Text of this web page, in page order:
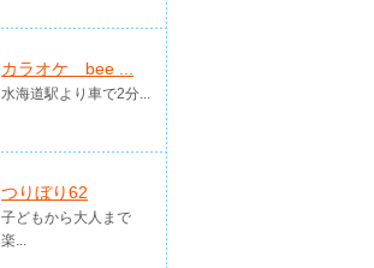
カラオケ bee ...
水海道駅より車で2分...
つりぼり62
子どもから大人まで
楽...